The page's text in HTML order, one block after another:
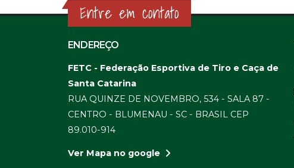
Entre em contato
ENDEREÇO
FETC - Federação Esportiva de Tiro e Caça de
Santa Catarina
RUA QUINZE DE NOVEMBRO, 534 - SALA 87 -
CENTRO - BLUMENAU - SC - BRASIL CEP
89.010-914
Ver Mapa no google